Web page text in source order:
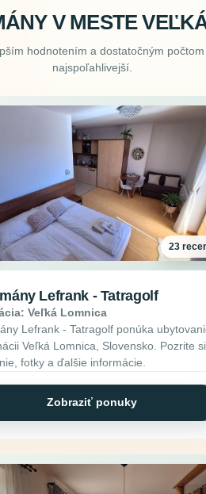
V MESTE
hodnotením a dostatočným
najspoľahlivejší.
23
Lefrank - Tatragolf
Veľká Lomnica
Lefrank - Tatragolf ponúka
Veľká Lomnica, Slovensko. Pozrite si
fotky a ďalšie informácie.
Zobraziť ponuky